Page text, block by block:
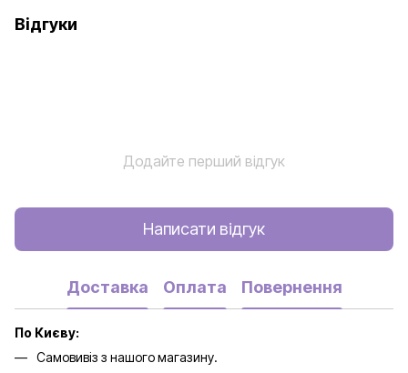
Відгуки
Додайте перший відгук
Написати відгук
Доставка Оплата Повернення
По Києву:
Самовивіз з нашого магазину.